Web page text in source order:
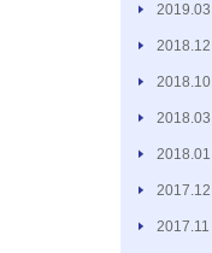
2019.03
2018.12
2018.10
2018.03
2018.01
2017.12
2017.11